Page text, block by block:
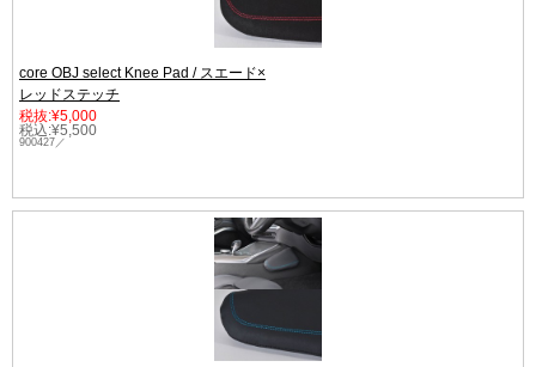
core OBJ select Knee Pad / スエード×
レッドステッチ
税抜:¥5,000
税込:¥5,500
900427／